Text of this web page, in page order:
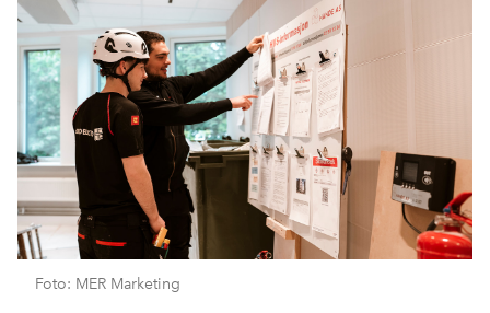
Foto: MER Marketing